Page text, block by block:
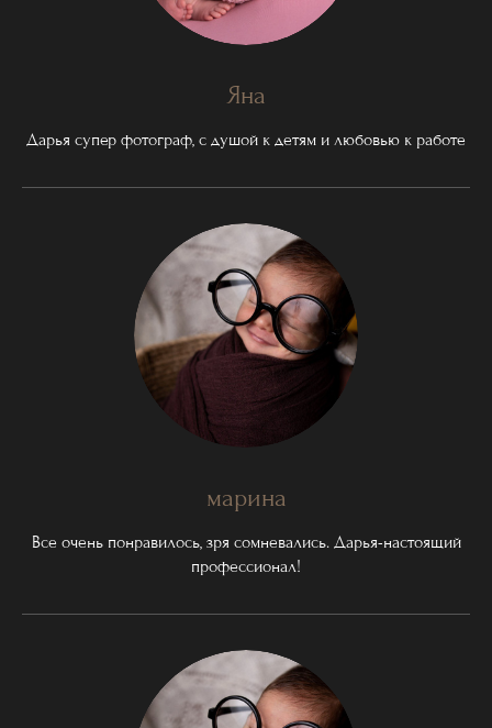
Яна
Дарья супер фотограф, с душой к детям и любовью к работе
марина
Все очень понравилось, зря сомневались. Дарья-настоящий
профессионал!